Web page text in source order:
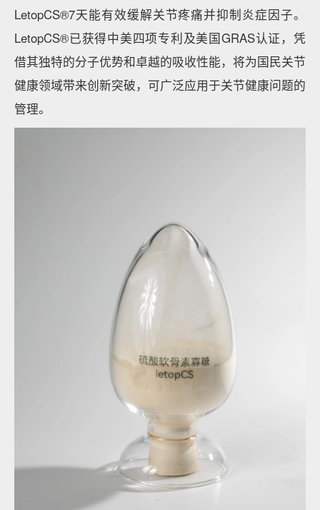
LetopCS®7天能有效缓解关节疼痛并抑制炎症因子。
LetopCS®已获得中美四项专利及美国GRAS认证，凭
借其独特的分子优势和卓越的吸收性能，将为国民关节
健康领域带来创新突破，可广泛应用于关节健康问题的
管理。